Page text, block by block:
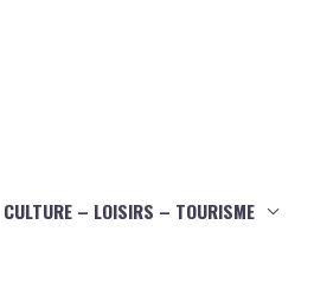
CULTURE – LOISIRS – TOURISME